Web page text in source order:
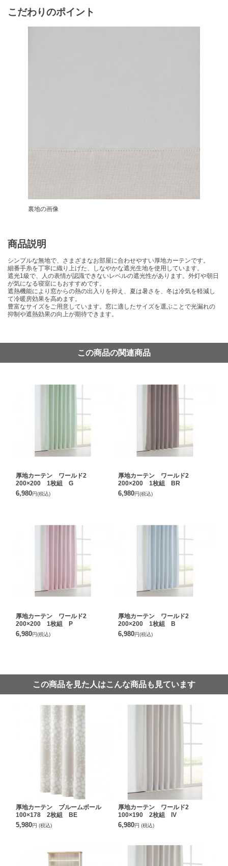
こだわりのポイント
裏地の画像
商品説明
シンプルな無地で、さまざまなお部屋に合わせやすい厚地カーテンです。
細番手糸を丁寧に織り上げた、しなやかな遮光生地を使用しています。
遮光1級で、人の表情が認識できないレベルの遮光性があります。外灯や朝日
が気になる寝室にもおすすめです。
遮熱機能により窓からの熱の出入りを抑え、夏は暑さを、冬は冷気を軽減し
て冷暖房効果を高めます。
豊富なサイズをご用意しています。窓に適したサイズを選ぶことで光漏れの
抑制や遮熱効果の向上が期待できます。
この商品の関連商品
厚地カーテン ワールド2
200×200 1枚組 G
6,980円(税込)
厚地カーテン ワールド2
200×200 1枚組 BR
6,980円(税込)
厚地カーテン ワールド2
200×200 1枚組 P
6,980円(税込)
厚地カーテン ワールド2
200×200 1枚組 B
6,980円(税込)
この商品を見た人はこんな商品も見ています
厚地カーテン ブルームボール
100×178 2枚組 BE
5,980円 (税込)
厚地カーテン ワールド2
100×190 2枚組 IV
6,980円 (税込)